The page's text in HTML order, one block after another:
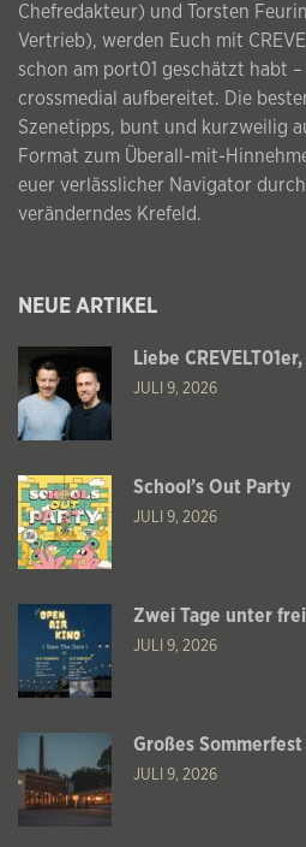
Chefredakteur) und Torsten
Vertrieb), werden Euch mit
schon am port01 geschätzt habt –
crossmedial aufbereitet. Die
Szenetipps, bunt und kurzweilig
Format zum Überall-mit-
euer verlässlicher Navigator
veränderndes Krefeld.
NEUE ARTIKEL
Liebe CREVELT01er,
JULI 9, 2026
School’s Out Party
JULI 9, 2026
Zwei Tage unter
JULI 9, 2026
Großes
JULI 9, 2026